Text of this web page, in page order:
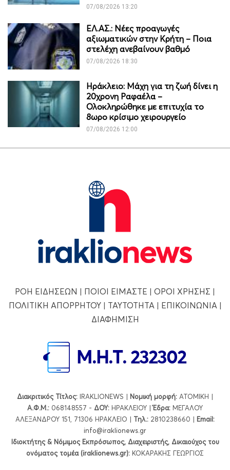
07/08/2026 13:20
ΕΛ.ΑΣ.: Νέες προαγωγές
αξιωματικών στην Κρήτη – Ποια
στελέχη ανεβαίνουν βαθμό
07/08/2026 18:30
Ηράκλειο: Μάχη για τη ζωή δίνει η
20χρονη Ραφαέλα –
Ολοκληρώθηκε με επιτυχία το
8ωρο κρίσιμο χειρουργείο
07/08/2026 12:00
ΡΟΗ ΕΙΔΗΣΕΩΝ | ΠΟΙΟΙ ΕΙΜΑΣΤΕ | ΟΡΟΙ ΧΡΗΣΗΣ |
ΠΟΛΙΤΙΚΗ ΑΠΟΡΡΗΤΟΥ| ΤΑΥΤΟΤΗΤΑ | ΕΠΙΚΟΙΝΩΝΙΑ |
ΔΙΑΦΗΜΙΣΗ
Διακριτικός Τίτλος: IRAKLIONEWS | Νομική μορφή: ΑΤΟΜΙΚΗ |
Α.Φ.Μ.: 068148557 - ΔΟΥ: ΗΡΑΚΛΕΙΟΥ |Έδρα: ΜΕΓΑΛΟΥ
ΑΛΕΞΑΝΔΡΟΥ 151, 71306 ΗΡΑΚΛΕΙΟ | Τηλ.: 2810238660 | Εmail:
info@iraklionews.gr
Ιδιοκτήτης & Νόμιμος Εκπρόσωπος, Διαχειριστής, Δικαιούχος του
ονόματος τομέα (iraklionews.gr): ΚΟΚΑΡΑΚΗΣ ΓΕΩΡΓΙΟΣ